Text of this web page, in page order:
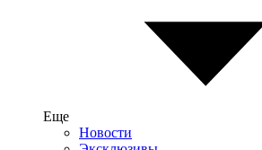
Еще
Новости